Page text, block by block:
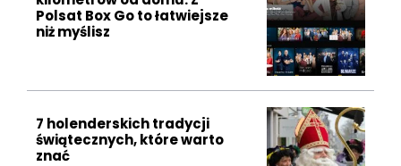
Polsat Box Go to łatwiejsze
niż myślisz
7 holenderskich tradycji
świątecznych, które warto
znać